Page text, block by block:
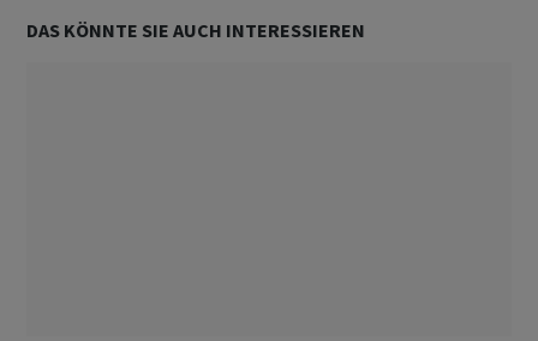
DAS KÖNNTE SIE AUCH INTERESSIEREN